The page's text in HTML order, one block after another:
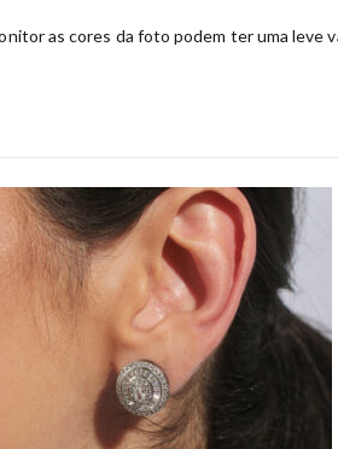
as cores da foto podem ter uma leve